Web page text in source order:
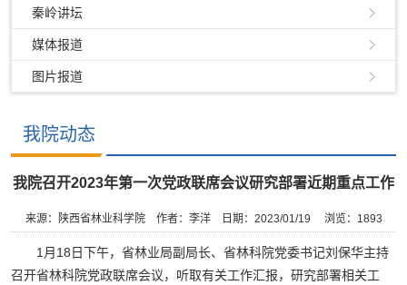
秦岭讲坛
媒体报道
图片报道
我院动态
我院召开2023年第一次党政联席会议研究部署近期重点工作
来源：陕西省林业科学院 作者：李洋 日期：2023/01/19 浏览： 1893
1月18日下午，省林业局副局长、省林科院党委书记刘保华主持
召开省林科院党政联席会议，听取有关工作汇报，研究部署相关工